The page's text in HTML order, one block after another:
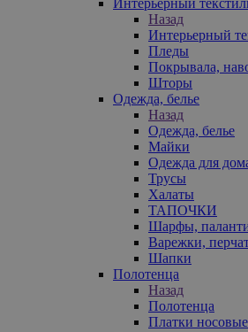
Назад
Интерьерный
Пледы
Покрывала,
Шторы
Одежда, белье
Назад
Одежда, белье
Майки
Одежда для
Трусы
Халаты
ТАПОЧКИ
Шарфы,
Варежки,
Шапки
Полотенца
Назад
Полотенца
Платки носовые